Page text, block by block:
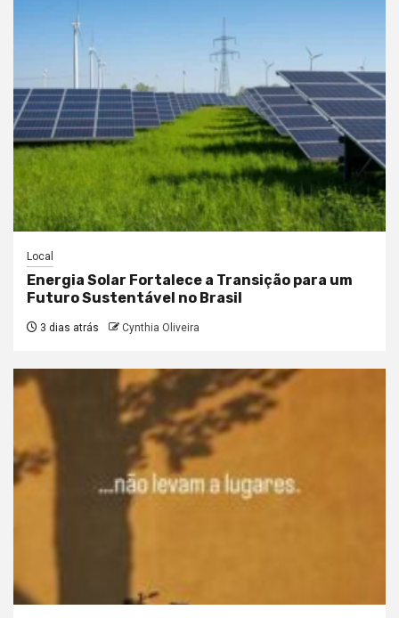
Local
Energia Solar Fortalece a Transição para um
Futuro Sustentável no Brasil
3 dias atrás Cynthia Oliveira